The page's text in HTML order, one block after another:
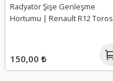
Radyatör Şişe Genleşme
Hortumu | Renault R12 Toros
150,00 ₺